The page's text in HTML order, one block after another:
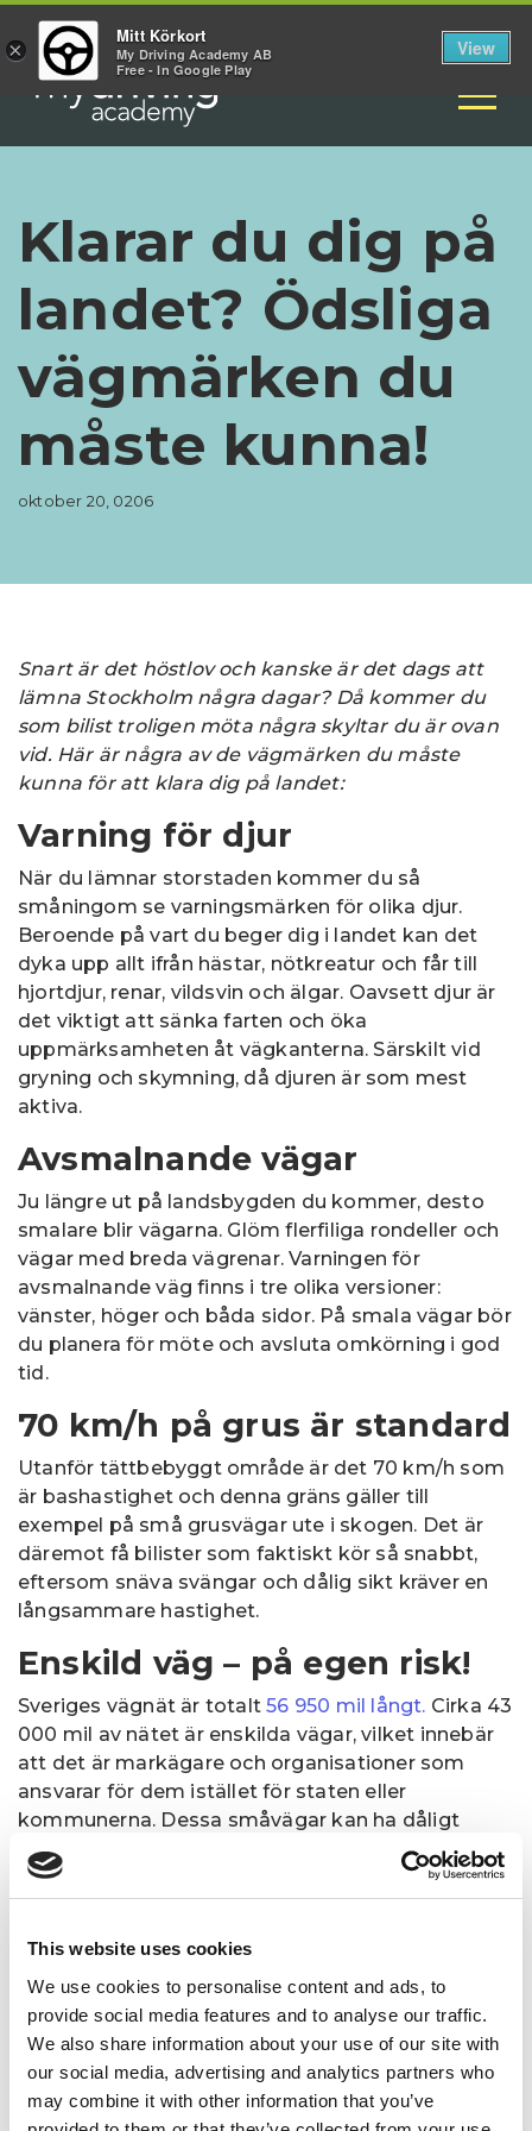
This website uses cookies
We use cookies to personalise content and ads, to
provide social media features and to analyse our traffic.
We also share information about your use of our site with
our social media, advertising and analytics partners who
may combine it with other information that you’ve
4 hjul
Klarar du dig på
landet? Ödsliga
vägmärken du
måste kunna!
oktober 20, 0206
Snart är det höstlov och kanske är det dags att
lämna Stockholm några dagar? Då kommer du
som bilist troligen möta några skyltar du är ovan
vid. Här är några av de vägmärken du måste
kunna för att klara dig på landet:
Varning för djur
När du lämnar storstaden kommer du så
småningom se varningsmärken för olika djur.
Beroende på vart du beger dig i landet kan det
dyka upp allt ifrån hästar, nötkreatur och får till
hjortdjur, renar, vildsvin och älgar. Oavsett djur är
det viktigt att sänka farten och öka
uppmärksamheten åt vägkanterna. Särskilt vid
gryning och skymning, då djuren är som mest
aktiva.
Avsmalnande vägar
Ju längre ut på landsbygden du kommer, desto
smalare blir vägarna. Glöm flerfiliga rondeller och
vägar med breda vägrenar. Varningen för
avsmalnande väg finns i tre olika versioner:
vänster, höger och båda sidor. På smala vägar bör
du planera för möte och avsluta omkörning i god
tid.
70 km/h på grus är standard
Utanför tättbebyggt område är det 70 km/h som
är bashastighet och denna gräns gäller till
exempel på små grusvägar ute i skogen. Det är
däremot få bilister som faktiskt kör så snabbt,
eftersom snäva svängar och dålig sikt kräver en
långsammare hastighet.
Enskild väg – på egen risk!
Sveriges vägnät är totalt56 950 mil långt. Cirka 43
000 mil av nätet är enskilda vägar, vilket innebär
att det är markägare och organisationer som
ansvarar för dem istället för staten eller
kommunerna. Dessa småvägar kan ha dåligt
underlag och ibland saknar de vägmärken. Om du
följer en gul vägvisare måste du alltså vara
förberedd på att det till exempel kan komma
Mötesplats
Ute på de smala, grusiga, enskilda vägarna
kommer du – tro det eller ej – förmodligen möta
någon annan bilist. Då det kan vara svårt att få
plats två bilar i bredd finns det särskilda
×
Mitt Körkort
My Driving Academy AB
Free - In Google Play
View